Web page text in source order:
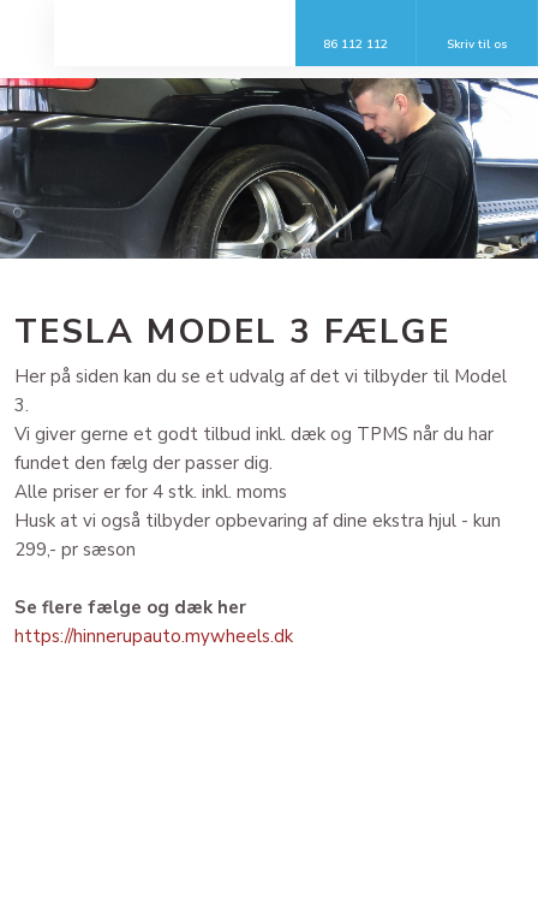
86 112 112 Skriv til os​
TESLA MODEL 3 FÆLGE
Her på siden kan du se et udvalg af det vi tilbyder til Model
3.
​Vi giver gerne et godt tilbud inkl. dæk og TPMS når du har
fundet den fælg der passer dig.
Alle priser er for 4 stk. inkl. moms
Husk at vi også tilbyder opbevaring af dine ekstra hjul - kun
299,- pr sæson
Se flere fælge og dæk her
https://hinnerupauto.mywheels.dk